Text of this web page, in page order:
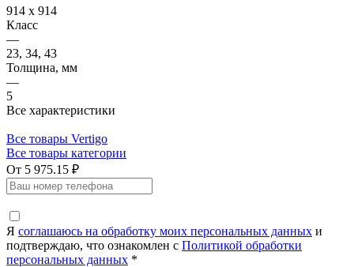
914 х 914
Класс
—
23, 34, 43
Толщина, мм
—
5
Все характеристики
Все товары Vertigo
Все товары категории
От 5 975.15 ₽
Я соглашаюсь на обработку моих персональных данных и
подтверждаю, что ознакомлен с Политикой обработки
персональных данных *